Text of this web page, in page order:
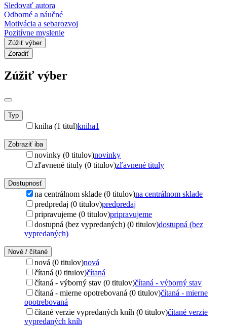
Sledovať autora
Odborné a náučné
Motivácia a sebarozvoj
Pozitívne myslenie
Zúžiť výber
Zoradiť
Zúžiť výber
Typ
kniha (1 titul)kniha1
Zobraziť iba
novinky (0 titulov)novinky
zľavnené tituly (0 titulov)zľavnené tituly
Dostupnosť
na centrálnom sklade (0 titulov)na centrálnom sklade
predpredaj (0 titulov)predpredaj
pripravujeme (0 titulov)pripravujeme
dostupná (bez vypredaných) (0 titulov)dostupná (bez
vypredaných)
Nové / čítané
nová (0 titulov)nová
čítaná (0 titulov)čítaná
čítaná - výborný stav (0 titulov)čítaná - výborný stav
čítaná - mierne opotrebovaná (0 titulov)čítaná - mierne
opotrebovaná
čítané verzie vypredaných kníh (0 titulov)čítané verzie
vypredaných kníh